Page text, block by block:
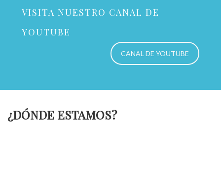
VISITA NUESTRO CANAL DE
YOUTUBE
CANAL DE YOUTUBE
¿DÓNDE ESTAMOS?